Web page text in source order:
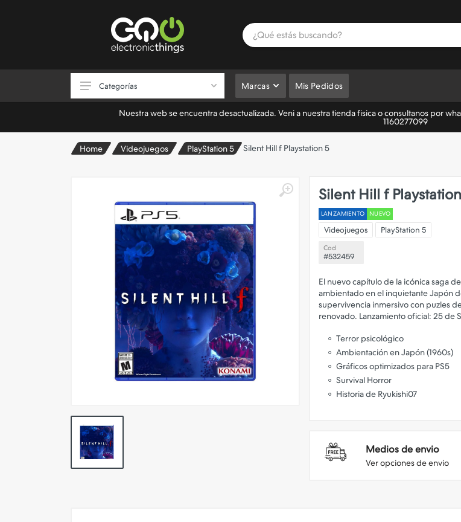
Consolas
Almacenamiento
Electrónica
Informática
Pc Gaming
Categorías Marcas Mis Pedidos
Nuestra web se encuentra desactualizada. Veni a nuestra tienda fisica o consultanos por
1160277099
Home Videojuegos PlayStation 5 Silent Hill f Playstation 5
Silent Hill f
LANZAMIENTO NUEVO
Videojuegos PlayStation 5
Cod
#532459
El nuevo capítulo de la icónica saga
ambientado en el inquietante Japón
supervivencia inmersivo con puzles
Terror psicológico
Ambientación en Japón (1960s)
Gráficos optimizados para PS5
Survival Horror
Historia de Ryukishi07
Medios de envio
Ver opciones de envio